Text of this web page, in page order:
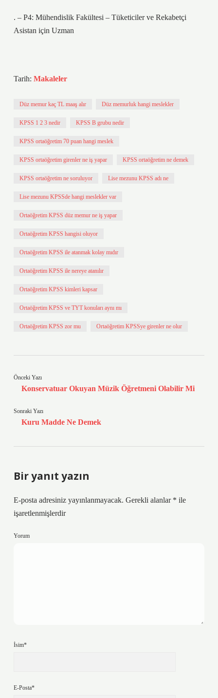
. – P4: Mühendislik Fakültesi – Tüketiciler ve Rekabetçi
Asistan için Uzman
Tarih: Makaleler
Düz memur kaç TL maaş alır Düz memurluk hangi meslekler
KPSS 1 2 3 nedir KPSS B grubu nedir
KPSS ortaöğretim 70 puan hangi meslek
KPSS ortaöğretim girenler ne iş yapar KPSS ortaöğretim ne demek
KPSS ortaöğretim ne soruluyor Lise mezunu KPSS adı ne
Lise mezunu KPSSde hangi meslekler var
Ortaöğretim KPSS düz memur ne iş yapar
Ortaöğretim KPSS hangisi oluyor
Ortaöğretim KPSS ile atanmak kolay mıdır
Ortaöğretim KPSS ile nereye atanılır
Ortaöğretim KPSS kimleri kapsar
Ortaöğretim KPSS ve TYT konuları aynı mı
Ortaöğretim KPSS zor mu Ortaöğretim KPSSye girenler ne olur
Önceki Yazı
Konservatuar Okuyan Müzik Öğretmeni Olabilir Mi
Sonraki Yazı
Kuru Madde Ne Demek
Bir yanıt yazın
E-posta adresiniz yayınlanmayacak. Gerekli alanlar * ile
işaretlenmişlerdir
Yorum
İsim*
E-Posta*